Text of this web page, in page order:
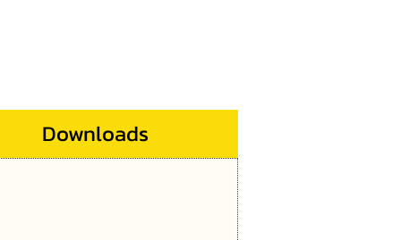
Downloads